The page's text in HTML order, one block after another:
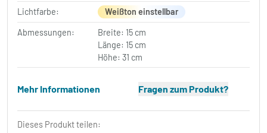
Lichtfarbe:
Weißton einstellbar
Abmessungen:
Breite: 15 cm
Länge: 15 cm
Höhe: 31 cm
Mehr Informationen Fragen zum Produkt?
Dieses Produkt teilen: